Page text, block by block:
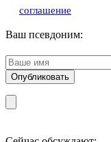
соглашение
Ваш псевдоним: